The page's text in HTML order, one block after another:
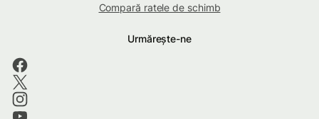
Compară ratele de schimb
Urmărește-ne